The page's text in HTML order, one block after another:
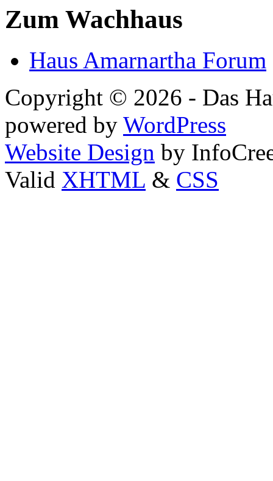
Zum Wachhaus
Haus Amarnartha Forum
Copyright © 2026 - Das
powered by WordPress
Website Design by
Valid XHTML & CSS